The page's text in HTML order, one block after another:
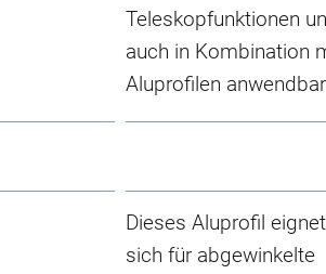
Teleskopfunktionen
auch in Kombination
Aluprofilen
Dieses Aluprofil eignet
sich für abgewinkelte